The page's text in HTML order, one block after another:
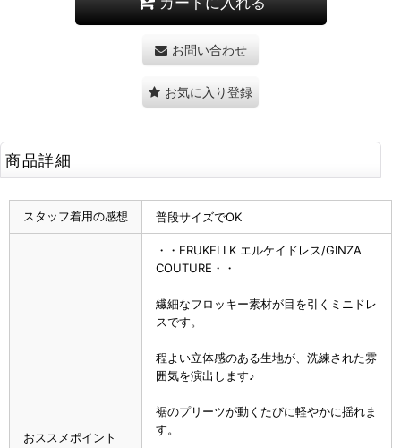
お問い合わせ
お気に入り登録
商品詳細
スタッフ着用の感想 普段サイズでOK
おススメポイント
・・ERUKEI LK エルケイドレス/GINZA
COUTURE・・
繊細なフロッキー素材が目を引くミニドレ
スです。
程よい立体感のある生地が、洗練された雰
囲気を演出します♪
裾のプリーツが動くたびに軽やかに揺れま
す。